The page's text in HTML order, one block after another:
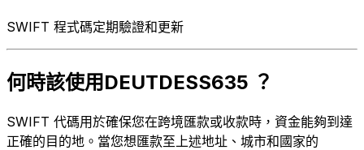
SWIFT 程式碼定期驗證和更新
何時該使用DEUTDESS635 ？
SWIFT 代碼用於確保您在跨境匯款或收款時，資金能夠到達
正確的目的地。當您想匯款至上述地址、城市和國家的